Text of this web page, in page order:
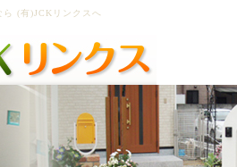
ら (有)JCKリンクスへ